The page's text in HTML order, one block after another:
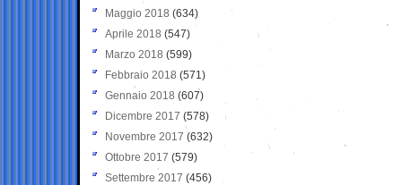
Maggio 2018 (634)
Aprile 2018 (547)
Marzo 2018 (599)
Febbraio 2018 (571)
Gennaio 2018 (607)
Dicembre 2017 (578)
Novembre 2017 (632)
Ottobre 2017 (579)
Settembre 2017 (456)